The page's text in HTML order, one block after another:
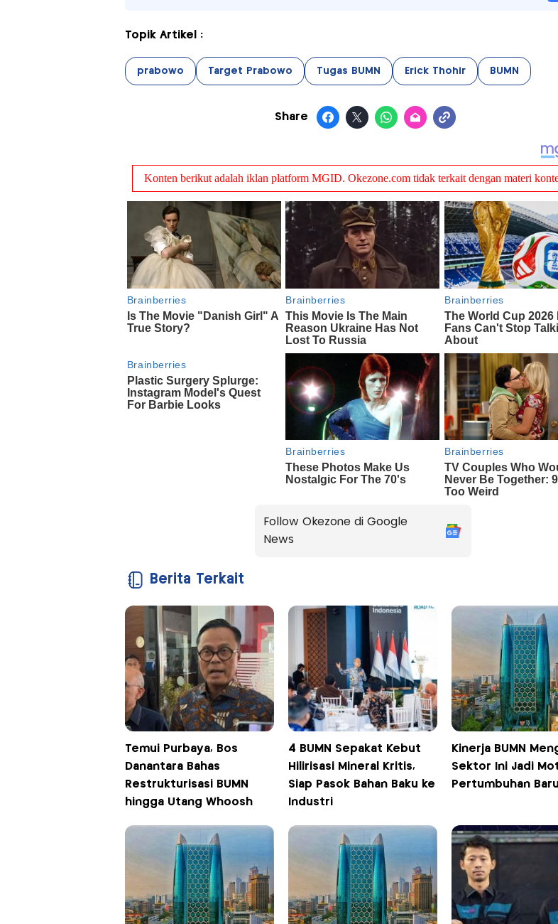
Topik Artikel :
prabowo Target Prabowo Tugas BUMN Erick Thohir BUMN
Share
Follow Okezone di Google
News
Berita Terkait
Temui Purbaya, Bos
Danantara Bahas
Restrukturisasi BUMN
hingga Utang Whoosh
4 BUMN Sepakat Kebut
Hilirisasi Mineral Kritis,
Siap Pasok Bahan Baku ke
Industri
Kinerja BUMN
Sektor Ini Jadi
Pertumbuhan Baru